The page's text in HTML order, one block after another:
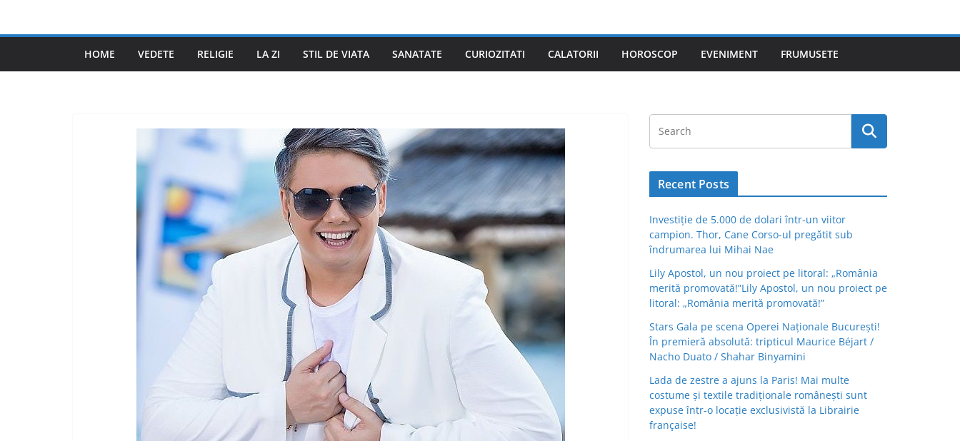
HOME VEDETE RELIGIE LA ZI STIL DE VIATA SANATATE CURIOZITATI CALATORII HOROSCOP EVENIMENT FRUMUSETE
Recent Posts
Investiție de 5.000 de dolari într-un viitor
campion. Thor, Cane Corso-ul pregătit sub
îndrumarea lui Mihai Nae
Lily Apostol, un nou proiect pe litoral: „România
merită promovată!”Lily Apostol, un nou proiect pe
litoral: „România merită promovată!”
Stars Gala pe scena Operei Naționale București!
În premieră absolută: tripticul Maurice Béjart /
Nacho Duato / Shahar Binyamini
Lada de zestre a ajuns la Paris! Mai multe
costume și textile tradiționale românești sunt
expuse într-o locație exclusivistă la Librairie
française!